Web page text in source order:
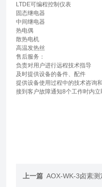
LTDE可编程控制仪表
固态继电器
中间继电器
热电偶
散热电机
高温发热丝
售后服务：
负责对用户进行远程技术指导
及时提供设备的备件、配件
提供设备使用过程中的技术咨询
接到客户故障通知8个工作时内立
上一篇 AOX-WK-3卤素